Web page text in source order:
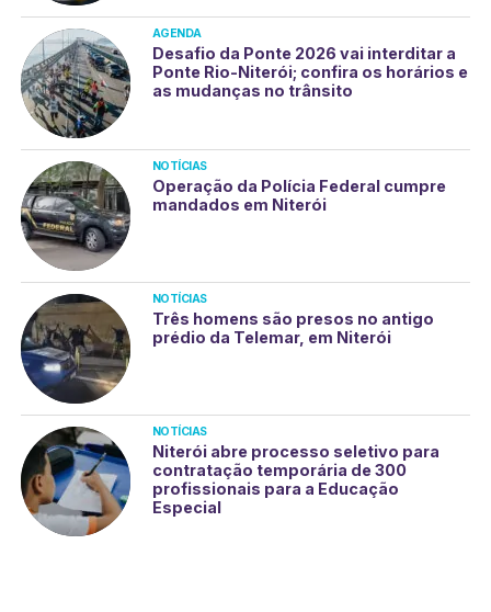
AGENDA
Desafio da Ponte 2026 vai interditar a
Ponte Rio-Niterói; confira os horários e
as mudanças no trânsito
NOTÍCIAS
Operação da Polícia Federal cumpre
mandados em Niterói
NOTÍCIAS
Três homens são presos no antigo
prédio da Telemar, em Niterói
NOTÍCIAS
Niterói abre processo seletivo para
contratação temporária de 300
profissionais para a Educação
Especial